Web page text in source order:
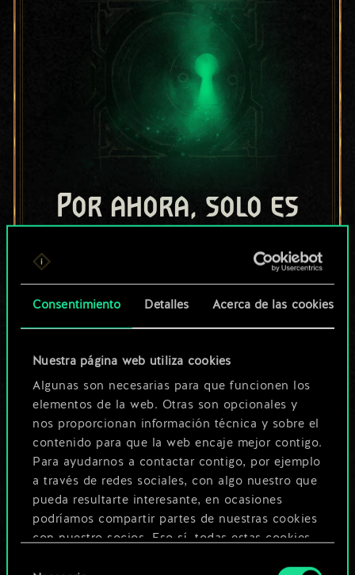
Consentimiento Detalles Acerca de las cookies
Nuestra página web utiliza cookies
Algunas son necesarias para que funcionen los
elementos de la web. Otras son opcionales y
nos proporcionan información técnica y sobre el
contenido para que la web encaje mejor contigo.
Para ayudarnos a contactar contigo, por ejemplo
a través de redes sociales, con algo nuestro que
pueda resultarte interesante, en ocasiones
podríamos compartir partes de nuestras cookies
con nuestro socios. Eso sí, todas estas cookies
Por ahora, solo es
cartas compartido.
¡Pero puede llegar a
Poner nombre a esta baraja y crear
una guía
Editar baraja
O
Explorar las barajas de la